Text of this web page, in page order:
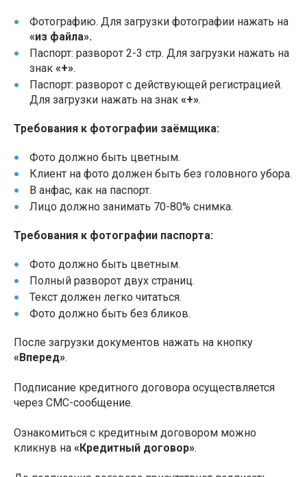
Фотографию. Для загрузки фотографии нажать на
«из файла».
Паспорт: разворот 2-3 стр. Для загрузки нажать на
знак «+».
Паспорт: разворот с действующей регистрацией.
Для загрузки нажать на знак «+».
Требования к фотографии заёмщика:
Фото должно быть цветным.
Клиент на фото должен быть без головного убора.
В анфас, как на паспорт.
Лицо должно занимать 70-80% снимка.
Требования к фотографии паспорта:
Фото должно быть цветным.
Полный разворот двух страниц.
Текст должен легко читаться.
Фото должно быть без бликов.
После загрузки документов нажать на кнопку
«Вперед».
Подписание кредитного договора осуществляется
через СМС-сообщение.
Ознакомиться с кредитным договором можно
кликнув на «Кредитный договор».